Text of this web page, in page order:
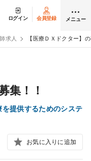
ログイン 会員登録 メニュー
求人 【医療ＤＸドクター】
集！！
を提供するためのシステ
お気に入りに追加